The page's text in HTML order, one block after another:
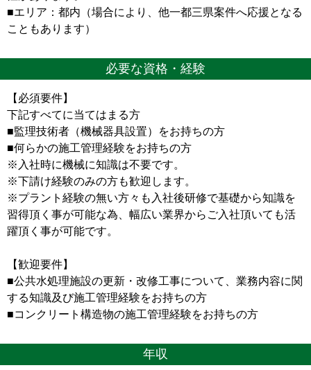
■エリア：都内（場合により、他一都三県案件へ応援となる
こともあります）
必要な資格・経験
【必須要件】
下記すべてに当てはまる方
■監理技術者（機械器具設置）をお持ちの方
■何らかの施工管理経験をお持ちの方
※入社時に機械に知識は不要です。
※下請け経験のみの方も歓迎します。
※プラント経験の無い方々も入社後研修で基礎から知識を
習得頂く事が可能な為、幅広い業界からご入社頂いても活
躍頂く事が可能です。
【歓迎要件】
■公共水処理施設の更新・改修工事について、業務内容に関
する知識及び施工管理経験をお持ちの方
■コンクリート構造物の施工管理経験をお持ちの方
年収